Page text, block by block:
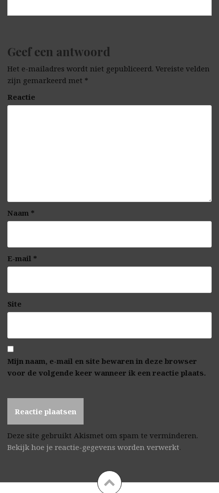
Geef een antwoord
Het e-mailadres wordt niet gepubliceerd. Vereiste velden
zijn gemarkeerd met *
Reactie
Naam *
E-mail *
Site
Mijn naam, e-mail en site bewaren in deze browser
voor de volgende keer wanneer ik een reactie plaats.
Deze site gebruikt Akismet om spam te verminderen.
Bekijk hoe je reactie-gegevens worden verwerkt.